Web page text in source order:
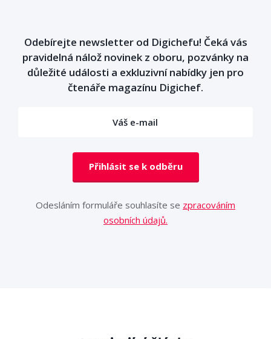
Odebírejte newsletter od Digichefu! Čeká vás
pravidelná nálož novinek z oboru, pozvánky na
důležité události a exkluzivní nabídky jen pro
čtenáře magazínu Digichef.
Přihlásit se k odběru
Odesláním formuláře souhlasíte se zpracováním
osobních údajů.